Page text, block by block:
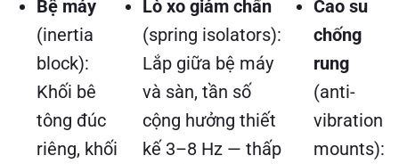
Bệ máy
(inertia
block):
Khối bê
tông đúc
riêng, khối
Lò xo giảm chấn
(spring isolators):
Lắp giữa bệ máy
và sàn, tần số
cộng hưởng thiết
kế 3–8 Hz — thấp
Cao su
chống
rung
(anti-
vibration
mounts):